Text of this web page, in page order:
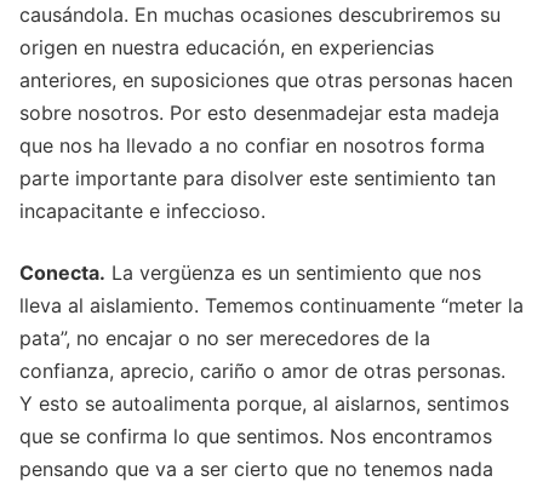
causándola. En muchas ocasiones descubriremos su
origen en nuestra educación, en experiencias
anteriores, en suposiciones que otras personas hacen
sobre nosotros. Por esto desenmadejar esta madeja
que nos ha llevado a no confiar en nosotros forma
parte importante para disolver este sentimiento tan
incapacitante e infeccioso.
Conecta. La vergüenza es un sentimiento que nos
lleva al aislamiento. Tememos continuamente “meter la
pata”, no encajar o no ser merecedores de la
confianza, aprecio, cariño o amor de otras personas.
Y esto se autoalimenta porque, al aislarnos, sentimos
que se confirma lo que sentimos. Nos encontramos
pensando que va a ser cierto que no tenemos nada